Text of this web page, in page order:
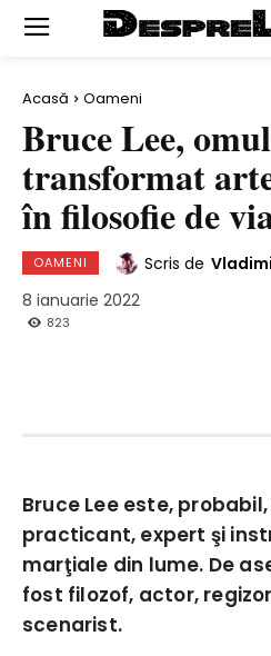
Acasă Oameni
Bruce Lee,
transformat
în filosofie de
OAMENI Scris de
8 ianuarie 2022
823
Bruce Lee este,
practicant, expert şi
marţiale din lume. De
fost filozof, actor,
scenarist.